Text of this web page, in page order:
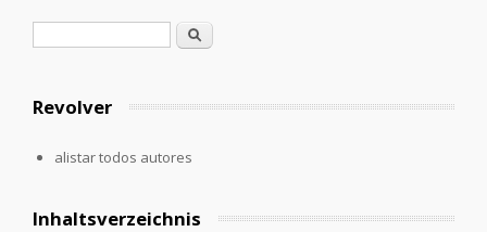
Formulario de búsqueda
Buscar
Revolver
alistar todos autores
Inhaltsverzeichnis